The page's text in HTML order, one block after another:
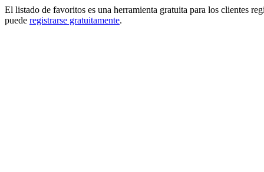
El listado de favoritos es una herramienta gratuita para los clientes
puede registrarse gratuitamente.